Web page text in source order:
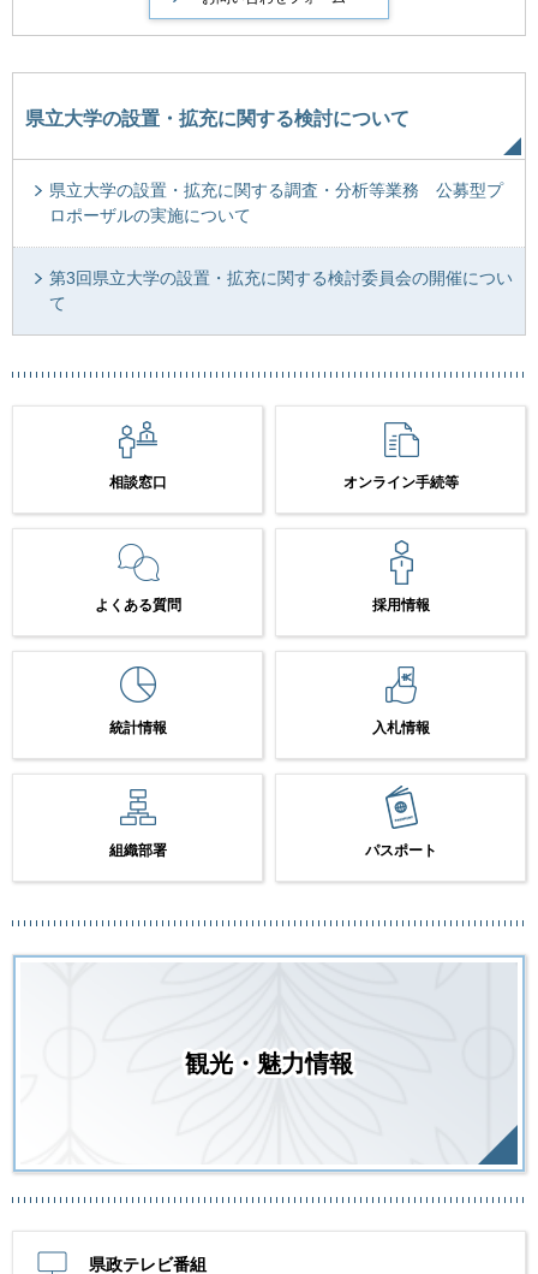
県立大学の設置・拡充に関する検討について
県立大学の設置・拡充に関する調査・分析等業務 公募型プ
ロポーザルの実施について
第3回県立大学の設置・拡充に関する検討委員会の開催につい
て
相談窓口 オンライン手続等
よくある質問 採用情報
統計情報 入札情報
組織部署 パスポート
観光・魅力情報
県政テレビ番組